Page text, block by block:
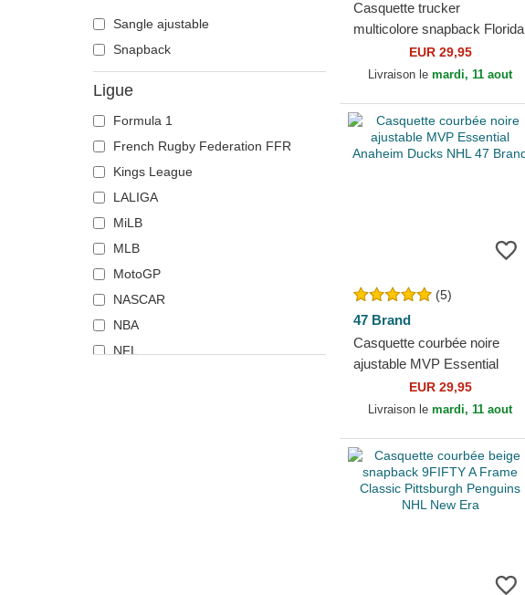
Sangle ajustable
Snapback
Ligue
Formula 1
French Rugby Federation FFR
Kings League
LALIGA
MiLB
MLB
MotoGP
NASCAR
NBA
NFL
Casquette trucker
multicolore snapback Florida
Panthers NHL Sinclair
American Needle
EUR 29,95
Livraison lemardi, 11 aout
(5)
47 Brand
Casquette courbée noire
ajustable MVP Essential
Anaheim Ducks NHL 47
Brand
EUR 29,95
Livraison lemardi, 11 aout